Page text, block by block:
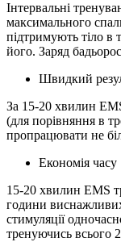
Інтервальні
максимального
підтримують тіло в
його. Заряд
Швидкий
За 15-20 хвилин
(для порівняння в
пропрацювати не
Економія часу
15-20 хвилин EMS
години
стимуляції
тренуючись всього